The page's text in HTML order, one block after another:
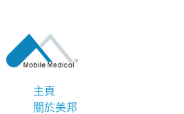
主頁
關於美邦